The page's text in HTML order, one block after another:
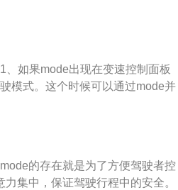
在线电台\u002F
开关，同时按住两个箭头按钮，
出现保养菜单，询问是否归零，
）按钮，关闭点火开关，完成归
、如果mode出现在变速控制面板
模式。这个时候可以通过mode并
、当mode出现在多功能方向盘
域：代表着mode可以切换汽车
方便驾驶者控制汽车的各种不同
行程中的安全。
的存在就是为了方便驾驶者控
集中，保证驾驶行程中的安全。